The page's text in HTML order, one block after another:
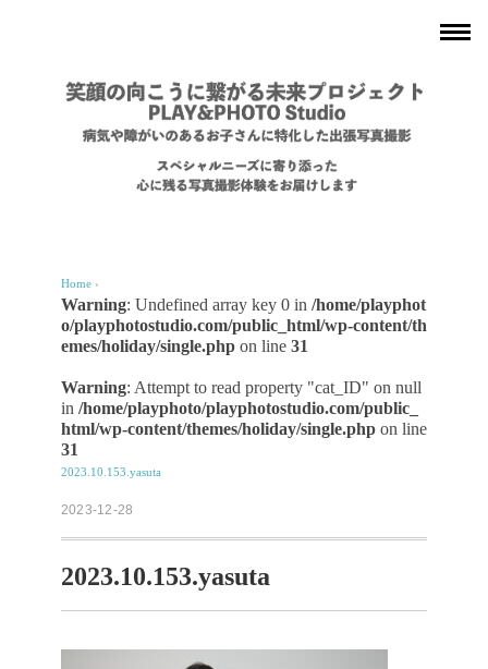
Home ›
Warning: Undefined array key 0 in /home/playphot
o/playphotostudio.com/public_html/wp-content/th
emes/holiday/single.php on line 31
Warning: Attempt to read property "cat_ID" on null
in /home/playphoto/playphotostudio.com/public_
html/wp-content/themes/holiday/single.php on line
31
2023.10.153.yasuta
2023-12-28
2023.10.153.yasuta